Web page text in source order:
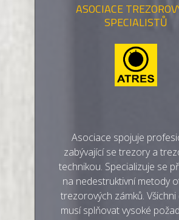
ASOCIACE
SPECIALISTŮ
Asociace spojuje
zabývající se trezory a
technikou. Specializuje se
na nedestruktivní metody
trezorových zámků. Všichni
musí splňovat vysoké